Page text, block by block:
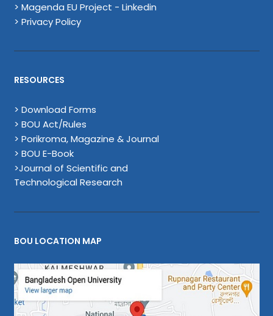
> Magenda EU Project - Linkedin
> Privacy Policy
RESOURCES
> Download Forms
> BOU Act/Rules
> Porikroma, Magazine & Journal
> BOU E-Book
>Journal of Scientific and
Technological Research
BOU LOCATION MAP